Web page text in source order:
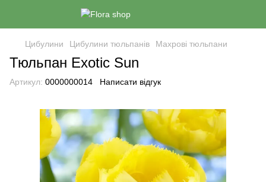
Цибулини Цибулини тюльпанів Махрові тюльпани
Тюльпан Exotic Sun
Артикул: 0000000014 Написати відгук